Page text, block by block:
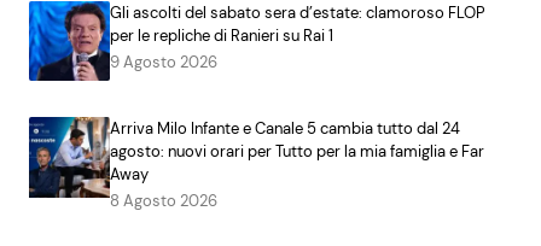
Gli ascolti del sabato sera d’estate: clamoroso FLOP
per le repliche di Ranieri su Rai 1
9 Agosto 2026
Arriva Milo Infante e Canale 5 cambia tutto dal 24
agosto: nuovi orari per Tutto per la mia famiglia e Far
Away
8 Agosto 2026